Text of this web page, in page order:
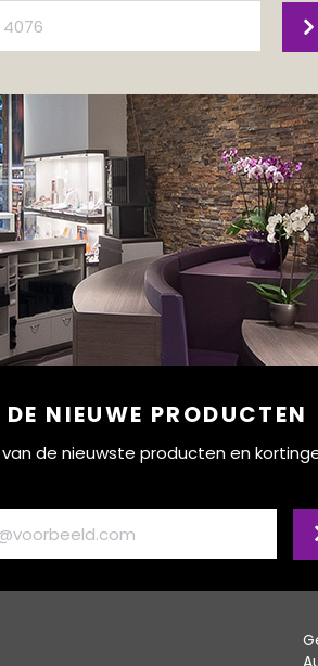
NIEUWE PRODUCTEN
de nieuwste producten en